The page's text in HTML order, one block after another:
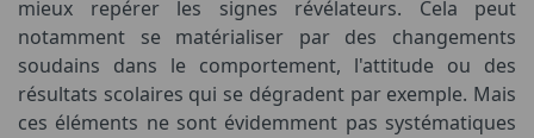
mieux repérer les signes révélateurs. Cela peut
notamment se matérialiser par des changements
soudains dans le comportement, l'attitude ou des
résultats scolaires qui se dégradent par exemple. Mais
ces éléments ne sont évidemment pas systématiques